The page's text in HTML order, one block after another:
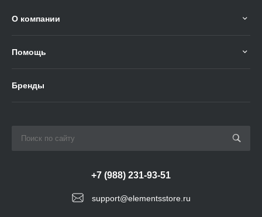
О компании
Помощь
Бренды
support@elementsstore.ru
+7 (988) 231-93-51